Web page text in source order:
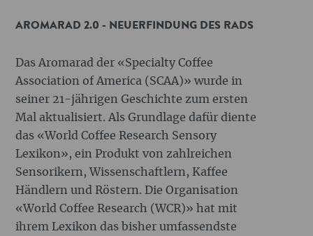
AROMARAD 2.0 - NEUERFINDUNG DES RADS
Das Aromarad der «Specialty Coffee
Association of America (SCAA)» wurde in
seiner 21-jährigen Geschichte zum ersten
Mal aktualisiert. Als Grundlage dafür diente
das «World Coffee Research Sensory
Lexikon», ein Produkt von zahlreichen
Sensorikern, Wissenschaftlern, Kaffee
Händlern und Röstern. Die Organisation
«World Coffee Research (WCR)» hat mit
ihrem Lexikon das bisher umfassendste